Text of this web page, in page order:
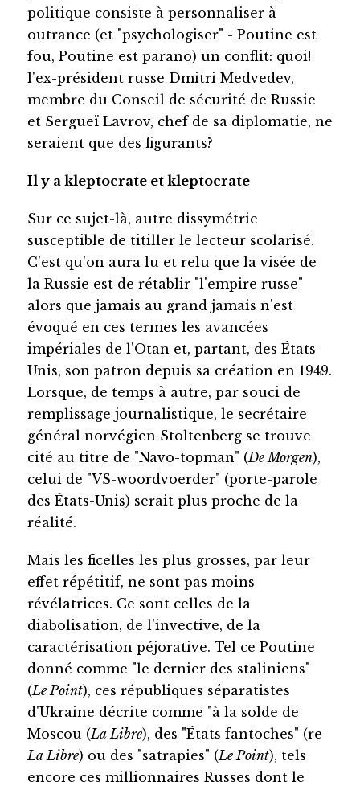
politique consiste à personnaliser à
outrance (et "psychologiser" - Poutine est
fou, Poutine est parano) un conflit: quoi!
l'ex-président russe Dmitri Medvedev,
membre du Conseil de sécurité de Russie
et Sergueï Lavrov, chef de sa diplomatie, ne
seraient que des figurants?
Il y a kleptocrate et kleptocrate
Sur ce sujet-là, autre dissymétrie
susceptible de titiller le lecteur scolarisé.
C'est qu'on aura lu et relu que la visée de
la Russie est de rétablir "l'empire russe"
alors que jamais au grand jamais n'est
évoqué en ces termes les avancées
impériales de l'Otan et, partant, des États-
Unis, son patron depuis sa création en 1949.
Lorsque, de temps à autre, par souci de
remplissage journalistique, le secrétaire
général norvégien Stoltenberg se trouve
cité au titre de "Navo-topman" (De Morgen),
celui de "VS-woordvoerder" (porte-parole
des États-Unis) serait plus proche de la
réalité.
Mais les ficelles les plus grosses, par leur
effet répétitif, ne sont pas moins
révélatrices. Ce sont celles de la
diabolisation, de l'invective, de la
caractérisation péjorative. Tel ce Poutine
donné comme "le dernier des staliniens"
(Le Point), ces républiques séparatistes
d'Ukraine décrite comme "à la solde de
Moscou (La Libre), des "États fantoches" (re-
La Libre) ou des "satrapies" (Le Point), tels
encore ces millionnaires Russes dont le